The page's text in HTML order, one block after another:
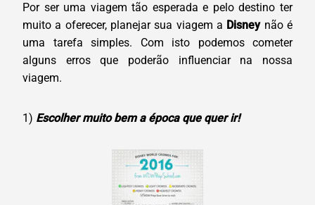
Por ser uma viagem tão esperada e pelo destino ter
muito a oferecer, planejar sua viagem a Disneynão é
uma tarefa simples. Com isto podemos cometer
alguns erros que poderão influenciar na nossa
viagem.
1) Escolher muito bem a época que quer ir!